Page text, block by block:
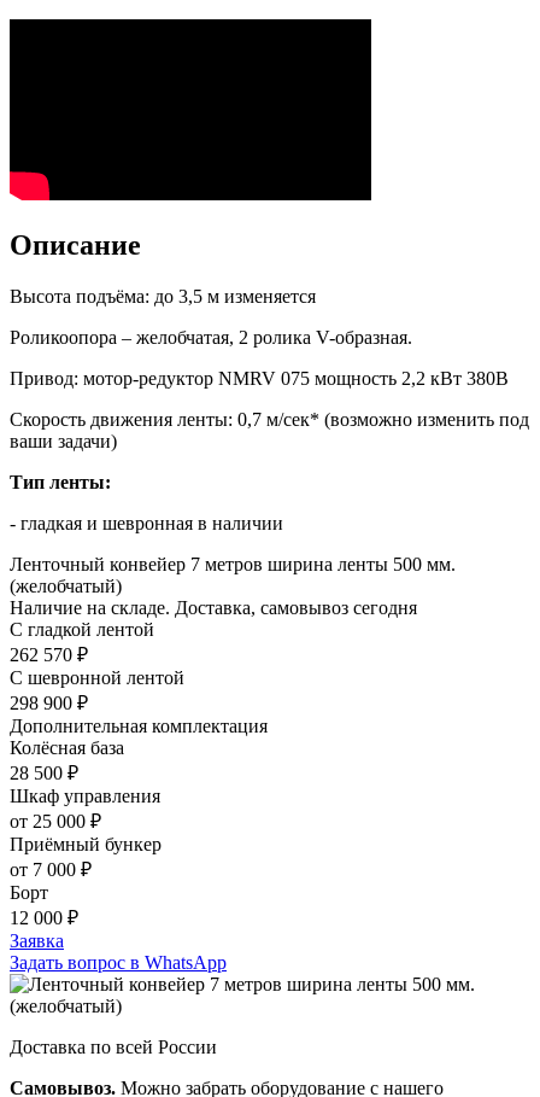
Описание
Высота подъёма: до 3,5 м изменяется
Роликоопора – желобчатая, 2 ролика V-образная.
Привод: мотор-редуктор NMRV 075 мощность 2,2 кВт 380В
Скорость движения ленты: 0,7 м/сек* (возможно изменить под
ваши задачи)
Тип ленты:
- гладкая и шевронная в наличии
Ленточный конвейер 7 метров ширина ленты 500 мм.
(желобчатый)
Наличие на складе. Доставка, самовывоз сегодня
С гладкой лентой
262 570 ₽
С шевронной лентой
298 900 ₽
Дополнительная комплектация
Колёсная база
28 500 ₽
Шкаф управления
от 25 000 ₽
Приёмный бункер
от 7 000 ₽
Борт
12 000 ₽
Заявка
Задать вопрос в WhatsApp
Доставка по всей России
Самовывоз. Можно забрать оборудование с нашего